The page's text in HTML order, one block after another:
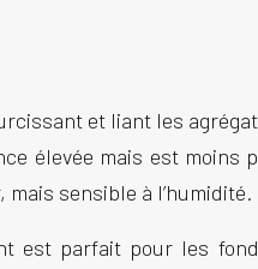
et liant les
élevée mais est moins
sensible à l’humidité.
est parfait pour les